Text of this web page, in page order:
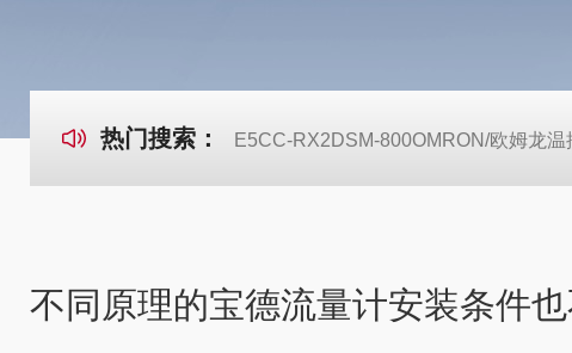
热门搜索： E5CC-RX2DSM-800OMRON/欧姆龙
不同原理的宝德流量计安装条件也